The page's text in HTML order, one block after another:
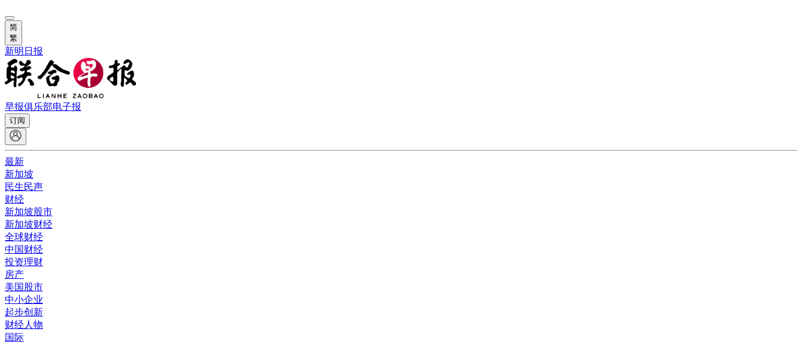
简
繁
新明日报
早报俱乐部电子报
订阅
最新
新加坡
民生民声
财经
新加坡股市
新加坡财经
全球财经
中国财经
投资理财
房产
美国股市
中小企业
起步创新
财经人物
国际